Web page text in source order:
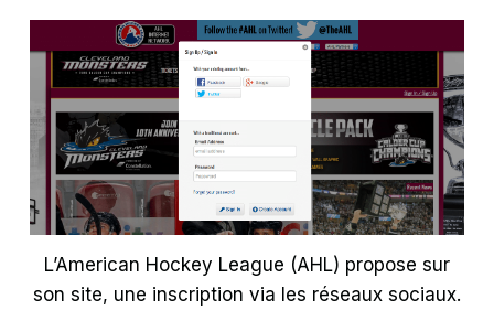
L’American Hockey League (AHL) propose sur
son site, une inscription via les réseaux sociaux.